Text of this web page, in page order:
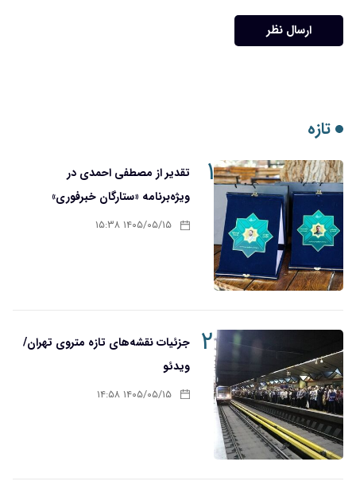
۱
تقدیر از مصطفی احمدی در
ویژه‌برنامه «ستارگان خبرفوری»
۱۴۰۵/۰۵/۱۵ ۱۵:۳۸
۲
جزئیات نقشه‌های تازه متروی تهران/
ویدئو
۱۴۰۵/۰۵/۱۵ ۱۴:۵۸